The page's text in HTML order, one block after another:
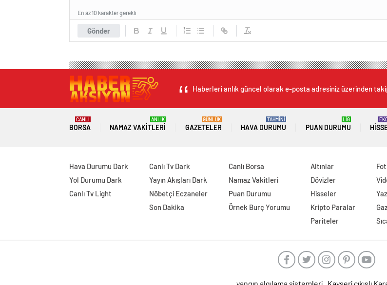
Gönder
En az 10 karakter gerekli
Haberleri anlık güncel olarak e-posta adresiniz üzerinden
BORSA
CANLI
NAMAZ VAKITLERI
ANLIK
GAZETELER
GÜNLÜK
HAVA DURUMU
TAHMİNİ
PUAN DURUMU
LİG
Hava Durumu Dark
Yol Durumu Dark
Canlı Tv Light
Canlı Tv Dark
Yayın Akışları Dark
Nöbetçi Eczaneler
Son Dakika
Canlı Borsa
Namaz Vakitleri
Puan Durumu
Örnek Burç Yorumu
Altınlar
Dövizler
Hisseler
Kripto Paralar
Pariteler